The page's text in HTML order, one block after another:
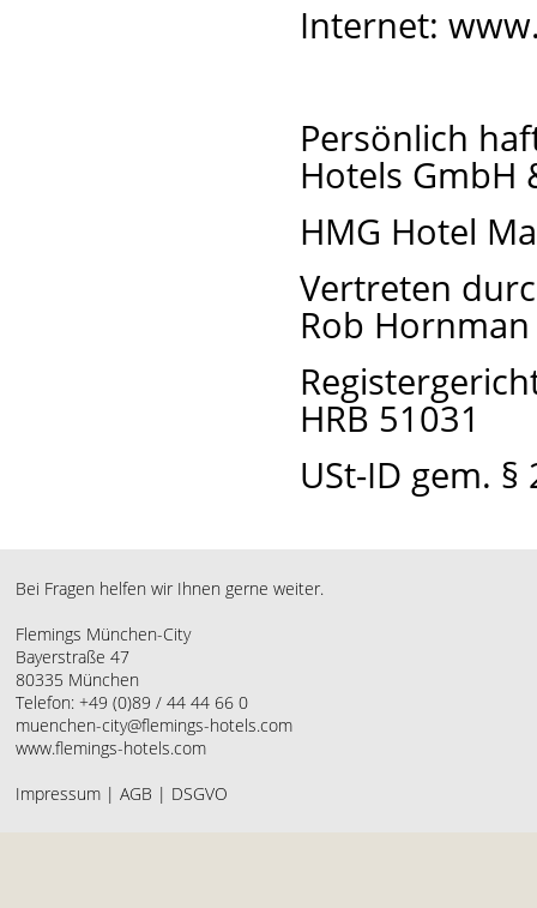
Internet:
Persönlich
Hotels GmbH
HMG Hotel
Vertreten
Rob Hornman
HRB 51031
USt-ID gem. §
Bei Fragen helfen wir Ihnen gerne weiter.
Flemings München-City
Bayerstraße 47
80335 München
Telefon: +49 (0)89 / 44 44 66 0
muenchen-city@flemings-hotels.com
www.flemings-hotels.com
Impressum | AGB | DSGVO